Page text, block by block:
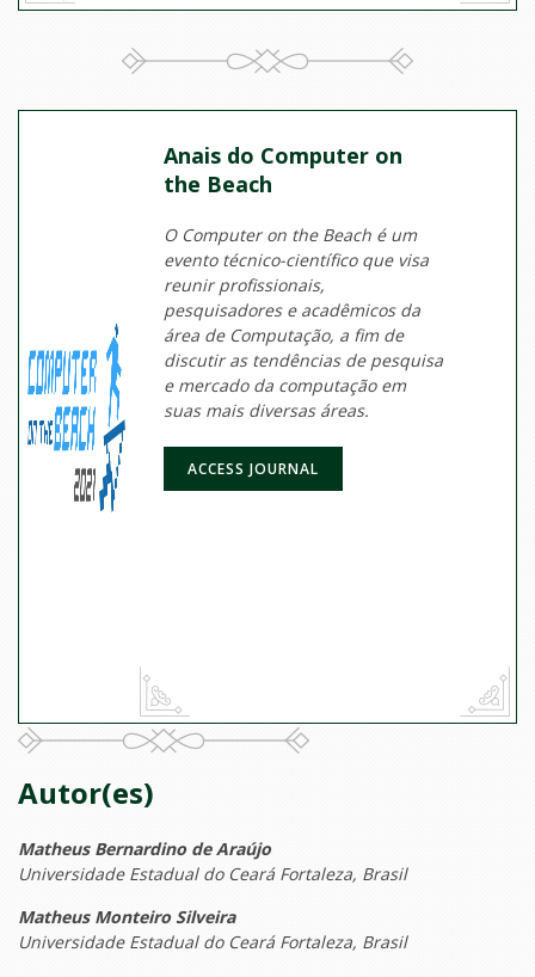
Anais do Computer on
the Beach
O Computer on the Beach é um
evento técnico-científico que visa
reunir profissionais,
pesquisadores e acadêmicos da
área de Computação, a fim de
discutir as tendências de pesquisa
e mercado da computação em
suas mais diversas áreas.
ACCESS JOURNAL
Autor(es)
Matheus Bernardino de Araújo
Universidade Estadual do Ceará Fortaleza, Brasil
Matheus Monteiro Silveira
Universidade Estadual do Ceará Fortaleza, Brasil